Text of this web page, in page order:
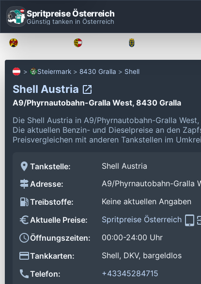
Spritpreise Österreich
Günstig tanken in Österreich
Steiermark 8430 Gralla Shell
Shell Austria
A9/Phyrnautobahn-Gralla West, 8430 Gralla
Die Shell Austria in A9/Phyrnautobahn-Gralla
Die aktuellen Benzin- und Dieselpreise an den
Preisvergleichen mit anderen Tankstellen im
Tankstelle:
Shell Austria
Adresse:
A9/Phyrnautobahn-Gralla
Treibstoffe:
Keine aktuellen Angaben
Aktuelle Preise:
Spritpreise Österreich
Öffnungszeiten:
00:00-24:00 Uhr
Tankkarten:
Shell, DKV, bargeldlos
Telefon:
+43345284715